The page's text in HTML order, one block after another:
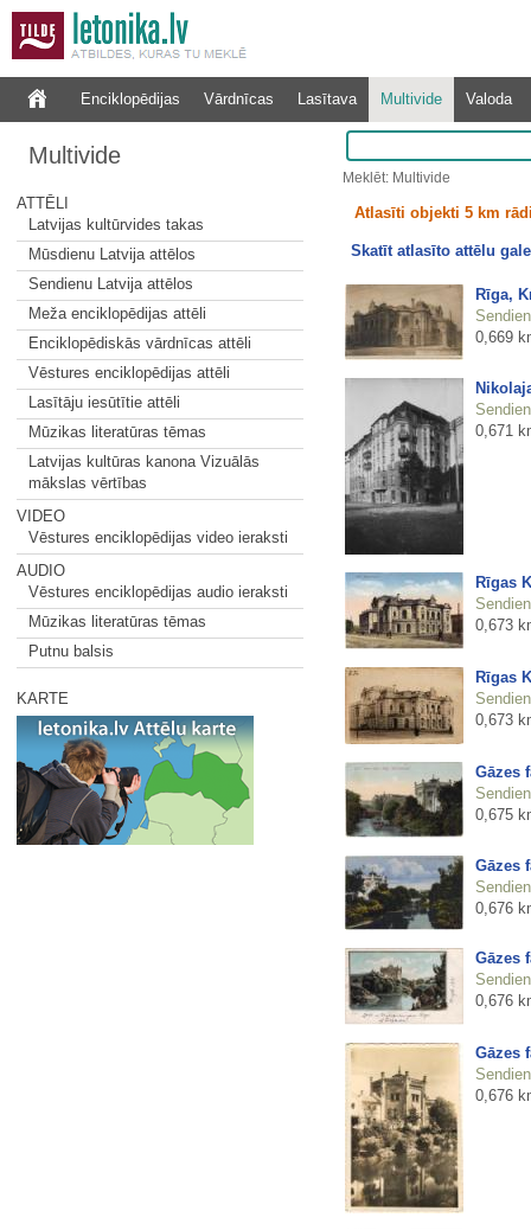
Enciklopēdijas Vārdnīcas Lasītava Multivide Valoda
Multivide
ATTĒLI
Latvijas kultūrvides takas
Mūsdienu Latvija attēlos
Sendienu Latvija attēlos
Meža enciklopēdijas attēli
Enciklopēdiskās vārdnīcas attēli
Vēstures enciklopēdijas attēli
Lasītāju iesūtītie attēli
Mūzikas literatūras tēmas
Latvijas kultūras kanona Vizuālās
mākslas vērtības
VIDEO
Vēstures enciklopēdijas video ieraksti
AUDIO
Vēstures enciklopēdijas audio ieraksti
Mūzikas literatūras tēmas
Putnu balsis
KARTE
Meklēt: Multivide
Atlasīti objekti 5 km
Skatīt atlasīto attēlu
Rīga,
0,669
0,671
Rīgas
0,673
Rīgas
0,673
Gāzes
0,675
Gāzes
0,676
Gāzes
0,676
Gāzes
0,676